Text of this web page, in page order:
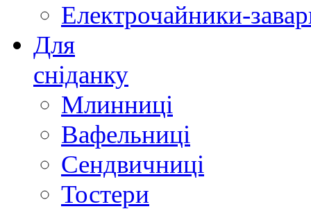
Електрочайники-
Для
сніданку
Млинниці
Вафельниці
Сендвичниці
Тостери